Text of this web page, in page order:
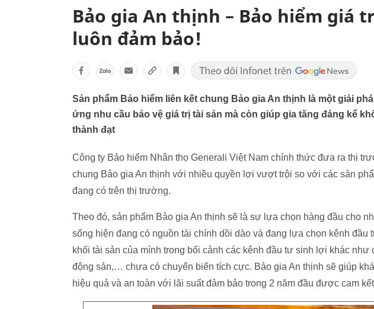
Bảo gia An thịnh – Bảo hiểm giá
luôn đảm bảo!
Sản phẩm Bảo hiểm liên kết chung Bảo gia An thịnh là một giải
ứng nhu cầu bảo vệ giá trị tài sản mà còn giúp gia tăng đáng kể
thành đạt
Công ty Bảo hiểm Nhân thọ Generali Việt Nam chính thức đưa ra thị
chung Bảo gia An thịnh với nhiều quyền lợi vượt trội so với các sản
đang có trên thị trường.
Theo đó, sản phẩm Bảo gia An thịnh sẽ là sự lựa chọn hàng đầu cho
sống hiện đang có nguồn tài chính dồi dào và đang lựa chọn kênh đầu
khối tài sản của mình trong bối cảnh các kênh đầu tư sinh lợi khác như
động sản,… chưa có chuyển biến tích cực. Bảo gia An thịnh sẽ giúp
hiệu quả và an toàn với lãi suất đảm bảo trong 2 năm đầu được cam